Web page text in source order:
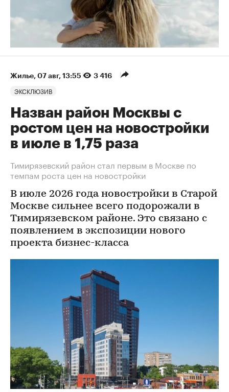
Жилье 07 авг, 13:55 3 416
ЭКСКЛЮЗИВ
Назван район Москвы с
ростом цен на новостройки
в июле в 1,75 раза
Тимирязевский район стал первым в Москве по
темпам роста цен на новостройки
В июле 2026 года новостройки в Старой
Москве сильнее всего подорожали в
Тимирязевском районе. Это связано с
появлением в экспозиции нового
проекта бизнес-класса